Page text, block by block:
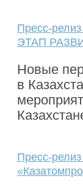
Пресс-
ЭТАП
Новые
в
Пресс-